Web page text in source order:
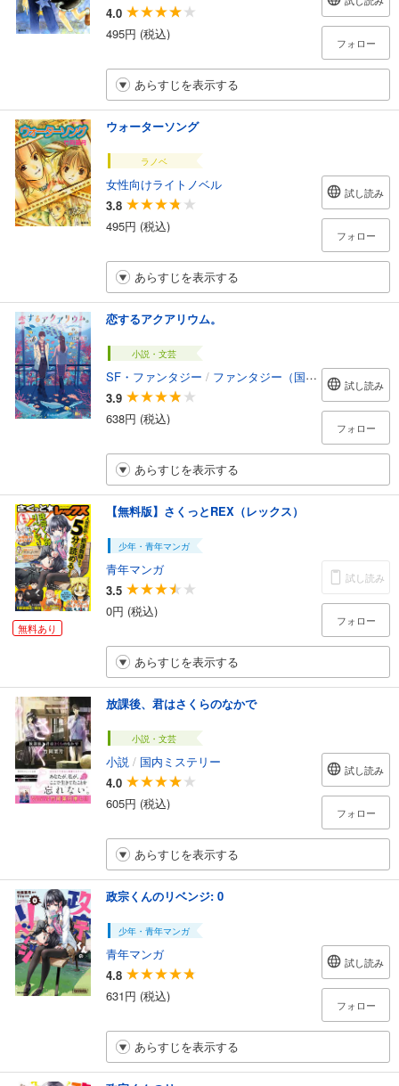
4.0
495円 (税込)
フォロー
あらすじを表示する
ウォーターソング
ラノベ
女性向けライトノベル
3.8
495円 (税込)
試し読み
フォロー
あらすじを表示する
恋するアクアリウム。
小説・文芸
SF・ファンタジー / ファンタジー（国内）
3.9
638円 (税込)
試し読み
フォロー
あらすじを表示する
無料あり
【無料版】さくっとREX（レックス）
少年・青年マンガ
青年マンガ
3.5
0円 (税込)
試し読み
フォロー
あらすじを表示する
放課後、君はさくらのなかで
小説・文芸
小説 / 国内ミステリー
4.0
605円 (税込)
試し読み
フォロー
あらすじを表示する
政宗くんのリベンジ: 0
少年・青年マンガ
青年マンガ
4.8
631円 (税込)
試し読み
フォロー
あらすじを表示する